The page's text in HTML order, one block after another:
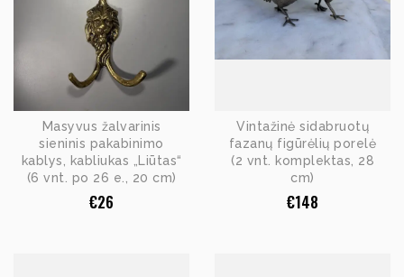
Masyvus žalvarinis
sieninis pakabinimo
kablys, kabliukas „Liūtas“
(6 vnt. po 26 e., 20 cm)
€26
Vintažinė sidabruotų
fazanų figūrėlių porelė
(2 vnt. komplektas, 28
cm)
€148